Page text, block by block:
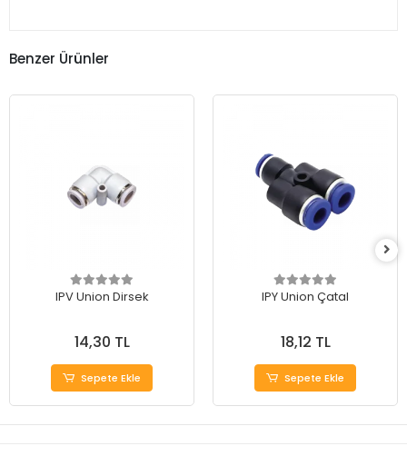
Benzer Ürünler
IPV Union Dirsek
14,30 TL
Sepete Ekle
IPY Union Çatal
18,12 TL
Sepete Ekle